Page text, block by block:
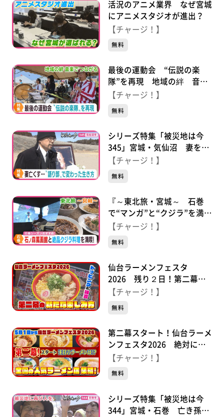
活況のアニメ業界 なぜ宮城
にアニメスタジオが進出？
【チャージ！】
無料
最後の運動会 “伝説の楽
隊”を再現 地域の絆 音楽
でつながる
【チャージ！】
無料
シリーズ特集「被災地は今
345」宮城・気仙沼 妻を亡
くした元消防士 語り部で変
【チャージ！】
無料
『～東北旅・宮城～ 石巻
で“マンガ”と“クジラ”を満
喫』2026年4月27日（月）放
【チャージ！】
無料
仙台ラーメンフェスタ
2026 残り２日！第二幕の
新たな楽しみ方♪
【チャージ！】
無料
第二幕スタート！仙台ラーメ
ンフェスタ2026 絶対にう
まい、最強のラーメンをすべ
【チャージ！】
無料
シリーズ特集「被災地は今
344」宮城・石巻 亡き孫を